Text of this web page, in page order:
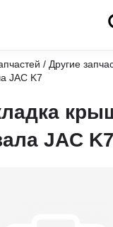
/ Другие
JAC K7
JAC K7